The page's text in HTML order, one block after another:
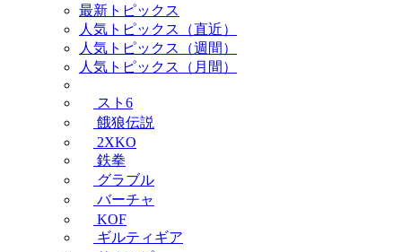
最新トピックス
人気トピックス（直近）
人気トピックス（週間）
人気トピックス（月間）
スト6
餓狼伝説
2XKO
鉄拳
グラブル
バーチャ
KOF
ギルティギア